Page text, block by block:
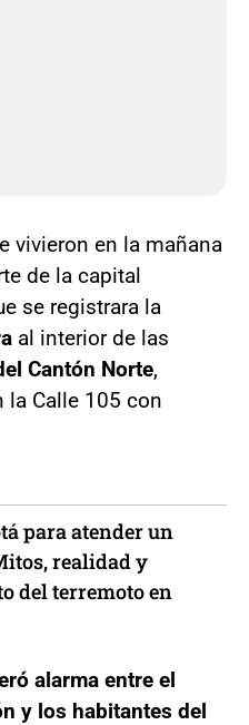
vivieron en la mañana
de la capital
se registrara la
al interior de las
Cantón Norte,
la Calle 105 con
para atender un
realidad y
del terremoto en
alarma entre el
y los habitantes del